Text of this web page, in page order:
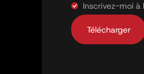
Inscrivez-moi à